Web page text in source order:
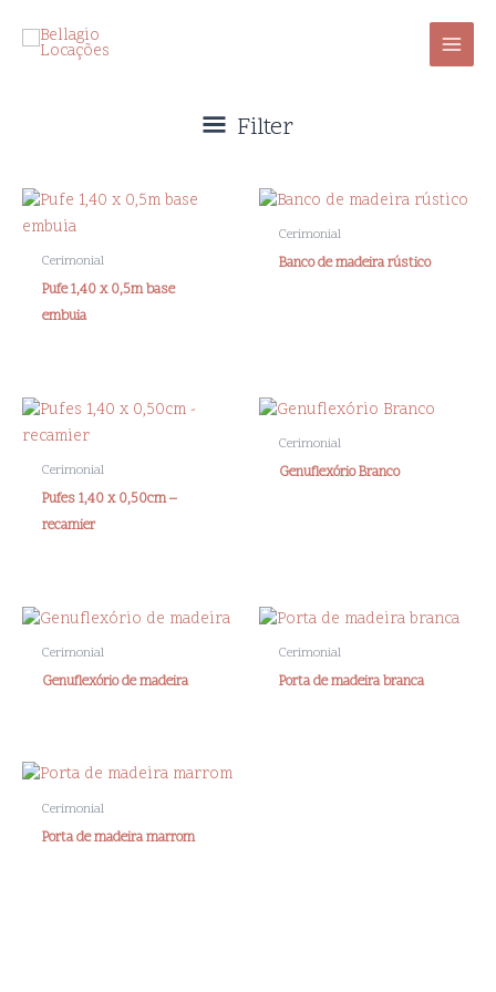
Filter
Cerimonial
Pufe 1,40 x 0,5m base
embuia
Cerimonial
Banco de madeira rústico
Cerimonial
Pufes 1,40 x 0,50cm –
recamier
Cerimonial
Genuflexório Branco
Cerimonial
Genuflexório de madeira
Cerimonial
Porta de madeira branca
Cerimonial
Porta de madeira marrom